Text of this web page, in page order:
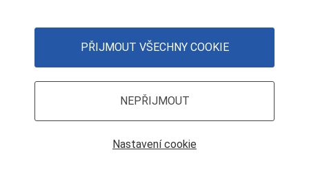
Nábřeží Ludvíka Svobody 1222 110 15 Praha 1
PŘIJMOUT VŠECHNY COOKIE
NEPŘIJMOUT
Nastavení cookie